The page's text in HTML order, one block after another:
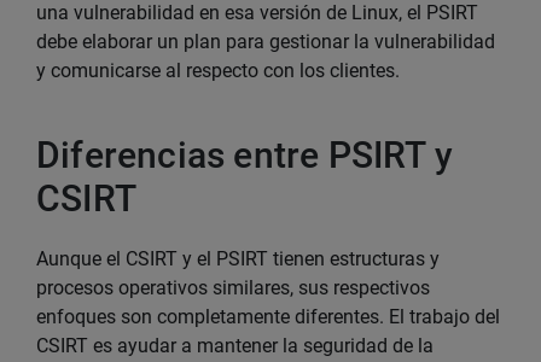
una vulnerabilidad en esa versión de Linux, el PSIRT
debe elaborar un plan para gestionar la vulnerabilidad
y comunicarse al respecto con los clientes.
Diferencias entre PSIRT y
CSIRT
Aunque el CSIRT y el PSIRT tienen estructuras y
procesos operativos similares, sus respectivos
enfoques son completamente diferentes. El trabajo del
CSIRT es ayudar a mantener la seguridad de la